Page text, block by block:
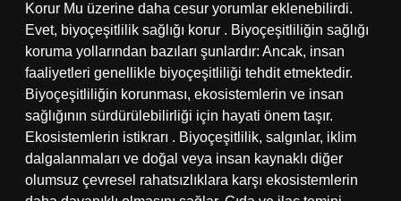
Korur Mu üzerine daha cesur yorumlar eklenebilirdi.
Evet, biyoçeşitlilik sağlığı korur . Biyoçeşitliliğin sağlığı
koruma yollarından bazıları şunlardır: Ancak, insan
faaliyetleri genellikle biyoçeşitliliği tehdit etmektedir.
Biyoçeşitliliğin korunması, ekosistemlerin ve insan
sağlığının sürdürülebilirliği için hayati önem taşır.
Ekosistemlerin istikrarı . Biyoçeşitlilik, salgınlar, iklim
dalgalanmaları ve doğal veya insan kaynaklı diğer
olumsuz çevresel rahatsızlıklara karşı ekosistemlerin